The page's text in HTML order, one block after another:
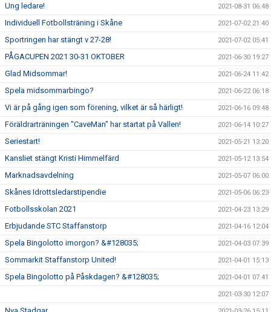
Ung ledare! 2021-08-31 06:48
Individuell Fotbollsträning i Skåne 2021-07-02 21:40
Sportringen har stängt v 27-28! 2021-07-02 05:41
PÅGACUPEN 2021 30-31 OKTOBER 2021-06-30 19:27
Glad Midsommar! 2021-06-24 11:42
Spela midsommarbingo? 2021-06-22 06:18
Vi är på gång igen som förening, vilket är så härligt! 2021-06-16 09:48
Föräldrarträningen "CaveMan" har startat på Vallen! 2021-06-14 10:27
Seriestart! 2021-05-21 13:20
Kansliet stängt Kristi Himmelfärd 2021-05-12 13:54
Marknadsavdelning 2021-05-07 06:00
Skånes Idrottsledarstipendie 2021-05-06 06:23
Fotbollsskolan 2021 2021-04-23 13:29
Erbjudande STC Staffanstorp 2021-04-16 12:04
Spela Bingolotto imorgon? &#128035; 2021-04-03 07:39
Sommarkit Staffanstorp United! 2021-04-01 15:13
Spela Bingolotto på Påskdagen? &#128035; 2021-04-01 07:41
2021-03-30 12:07